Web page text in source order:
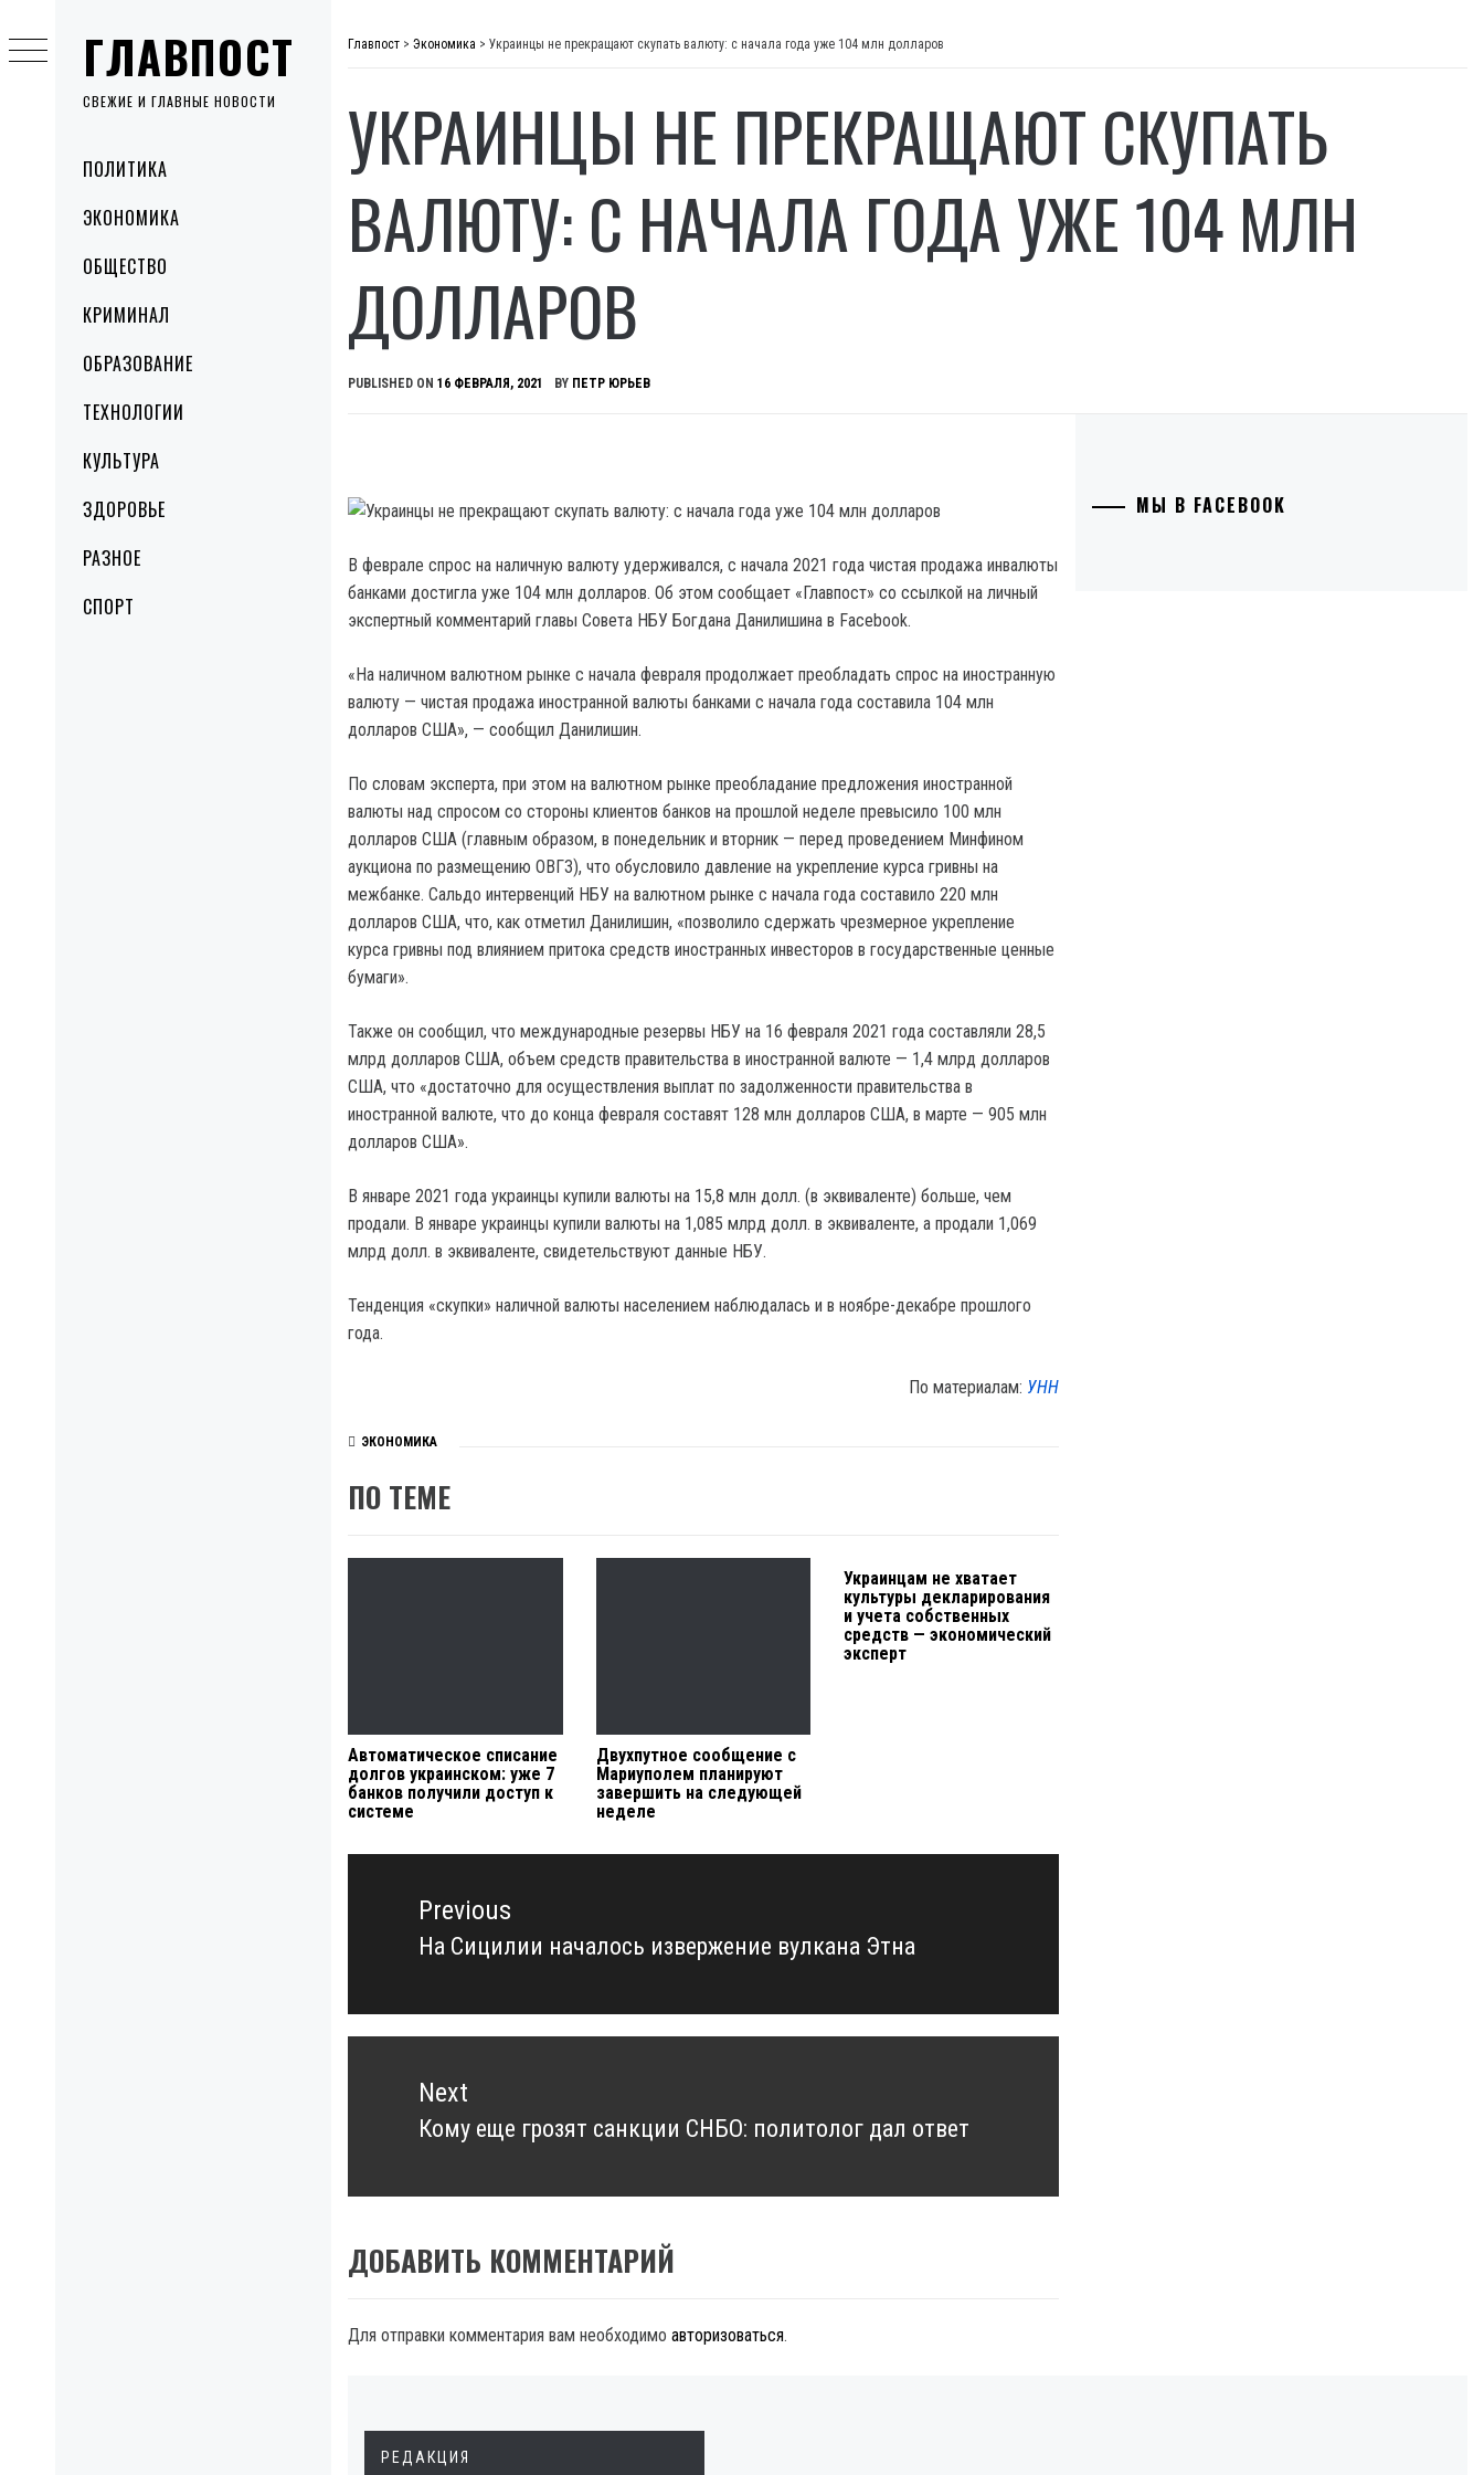
ГЛАВПОСТ
СВЕЖИЕ И ГЛАВНЫЕ НОВОСТИ
MenuПОЛИТИКА
ЭКОНОМИКА
ОБЩЕСТВО
КРИМИНАЛ
ОБРАЗОВАНИЕ
ТЕХНОЛОГИИ
КУЛЬТУРА
ЗДОРОВЬЕ
РАЗНОЕ
СПОРТ
to
content
Главпост > Экономика > Украинцы не прекращают скупать валюту: с начала года уже 104 млн долларов
УКРАИНЦЫ НЕ ПРЕКРАЩАЮТ СКУПАТЬ
ВАЛЮТУ: С НАЧАЛА ГОДА УЖЕ 104 МЛН
ДОЛЛАРОВ
PUBLISHED ON 16 ФЕВРАЛЯ, 2021 BY ПЕТР ЮРЬЕВ
В феврале спрос на наличную валюту удерживался, с начала 2021 года чистая продажа инвалюты
банками достигла уже 104 млн долларов. Об этом сообщает «Главпост» со ссылкой на личный
экспертный комментарий главы Совета НБУ Богдана Данилишина в Facebook.
«На наличном валютном рынке с начала февраля продолжает преобладать спрос на иностранную
валюту — чистая продажа иностранной валюты банками с начала года составила 104 млн
долларов США», — сообщил Данилишин.
По словам эксперта, при этом на валютном рынке преобладание предложения иностранной
валюты над спросом со стороны клиентов банков на прошлой неделе превысило 100 млн
долларов США (главным образом, в понедельник и вторник — перед проведением Минфином
аукциона по размещению ОВГЗ), что обусловило давление на укрепление курса гривны на
межбанке. Сальдо интервенций НБУ на валютном рынке с начала года составило 220 млн
долларов США, что, как отметил Данилишин, «позволило сдержать чрезмерное укрепление
курса гривны под влиянием притока средств иностранных инвесторов в государственные ценные
бумаги».
Также он сообщил, что международные резервы НБУ на 16 февраля 2021 года составляли 28,5
млрд долларов США, объем средств правительства в иностранной валюте — 1,4 млрд долларов
США, что «достаточно для осуществления выплат по задолженности правительства в
иностранной валюте, что до конца февраля составят 128 млн долларов США, в марте — 905 млн
долларов США».
В январе 2021 года украинцы купили валюты на 15,8 млн долл. (в эквиваленте) больше, чем
продали. В январе украинцы купили валюты на 1,085 млрд долл. в эквиваленте, а продали 1,069
млрд долл. в эквиваленте, свидетельствуют данные НБУ.
Тенденция «скупки» наличной валюты населением наблюдалась и в ноябре-декабре прошлого
года.
По материалам: УНН
ЭКОНОМИКА
ПО ТЕМЕ
Автоматическое списание
долгов украинском: уже 7
банков получили доступ к
системе
Двухпутное сообщение с
Мариуполем планируют
завершить на следующей
неделе
Украинцам не хватает
культуры декларирования
и учета собственных
средств — экономический
эксперт
Навигация
записямPrevious
Previous
На Сицилии началось извержение вулкана Этна
Next
Next
Кому еще грозят санкции СНБО: политолог дал ответ
ДОБАВИТЬ КОММЕНТАРИЙ
Для отправки комментария вам необходимо авторизоваться.
МЫ В FACEBOOK
РЕДАКЦИЯ